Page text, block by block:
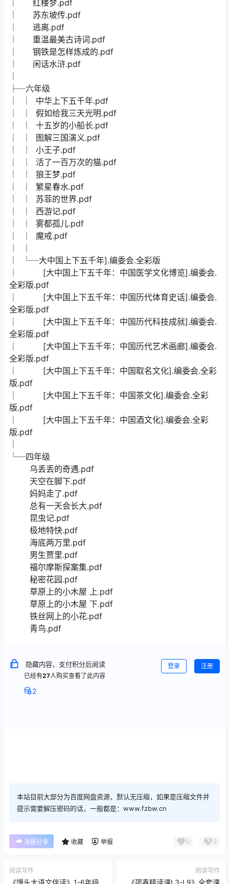
│ 红楼梦.pdf
│ 苏东坡传.pdf
│ 逃离.pdf
│ 重温最美古诗词.pdf
│ 钢铁是怎样炼成的.pdf
│ 闲话水浒.pdf
├─六年级
│ │ 中华上下五千年.pdf
│ │ 假如给我三天光明.pdf
│ │ 十五岁的小船长.pdf
│ │ 图解三国演义.pdf
│ │ 小王子.pdf
│ │ 活了一百万次的猫.pdf
│ │ 狼王梦.pdf
│ │ 繁星春水.pdf
│ │ 苏菲的世界.pdf
│ │ 西游记.pdf
│ │ 雾都孤儿.pdf
│ │ 魔戒.pdf
│ └─大中国上下五千年].编委会.全彩版
│ [大中国上下五千年：中国医学文化博览].编委会.
全彩版.pdf
│ [大中国上下五千年：中国历代体育史话].编委会.
全彩版.pdf
│ [大中国上下五千年：中国历代科技成就].编委会.
全彩版.pdf
│ [大中国上下五千年：中国历代艺术画廊].编委会.
全彩版.pdf
│ [大中国上下五千年：中国取名文化].编委会.全彩
版.pdf
│ [大中国上下五千年：中国茶文化].编委会.全彩
版.pdf
│ [大中国上下五千年：中国酒文化].编委会.全彩
版.pdf
└─四年级
乌丢丢的奇遇.pdf
天空在脚下.pdf
妈妈走了.pdf
总有一天会长大.pdf
昆虫记.pdf
极地特快.pdf
海底两万里.pdf
男生贾里.pdf
福尔摩斯探案集.pdf
秘密花园.pdf
草原上的小木屋 上.pdf
草原上的小木屋 下.pdf
铁丝网上的小花.pdf
青鸟.pdf
隐藏内容，支付积分后阅读
已经有27人购买查看了此内容
2
登录 注册
本站目前大部分为百度网盘资源，默认无压缩，如果是压缩文件并
提示需要解压密码的话，一般都是：www.fzbw.cn
海报分享 收藏 举报 0 0
阅读写作 阅读写作